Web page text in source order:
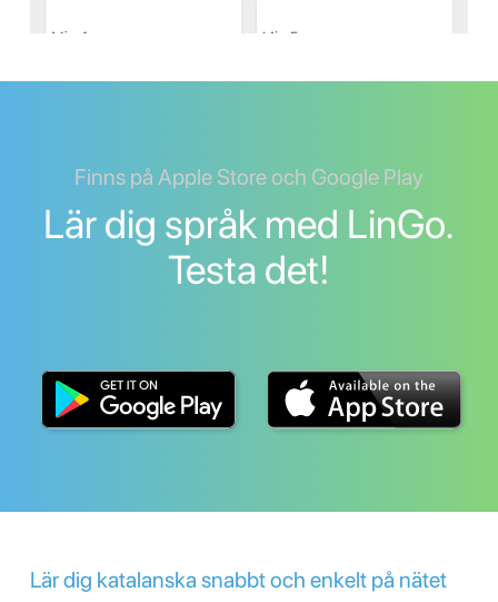
Finns på Apple Store och Google Play
Lär dig språk med LinGo.
Testa det!
Lär dig katalanska snabbt och enkelt på nätet